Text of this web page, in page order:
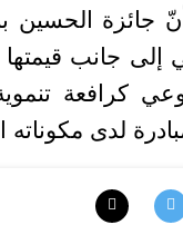
جائزة الحسين
جانب قيمتها
كرافعة
لدى مكوناته